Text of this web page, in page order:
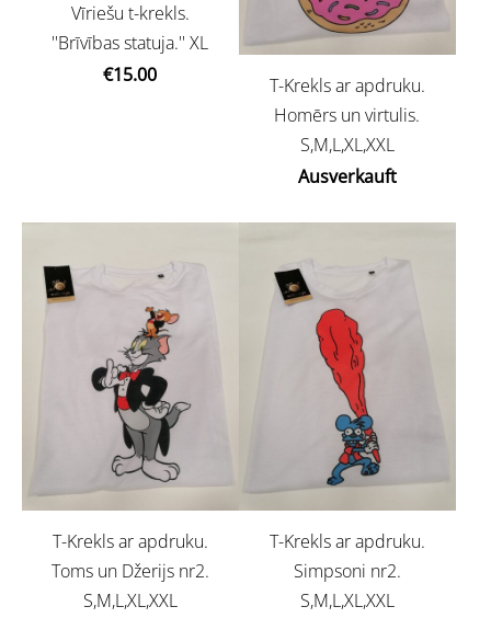
Vīriešu t-krekls.
''Brīvības statuja.'' XL
€15.00
T-Krekls ar apdruku.
Homērs un virtulis.
S,M,L,XL,XXL
Ausverkauft
T-Krekls ar apdruku.
Toms un Džerijs nr2.
S,M,L,XL,XXL
T-Krekls ar apdruku.
Simpsoni nr2.
S,M,L,XL,XXL